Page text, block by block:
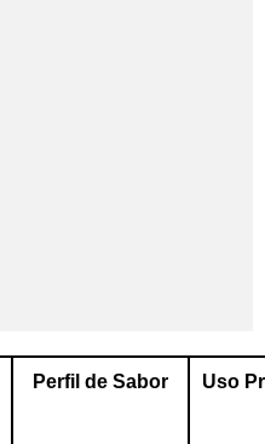
Perfil de Sabor Uso